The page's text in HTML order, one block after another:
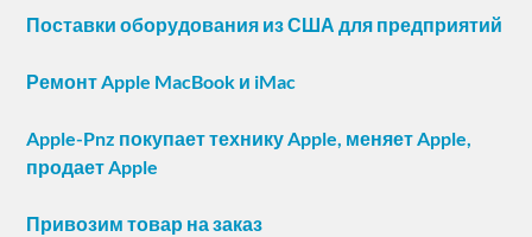
Поставки оборудования из США для предприятий
Ремонт Apple MacBook и iMac
Apple-Pnz покупает технику Apple, меняет Apple,
продает Apple
Привозим товар на заказ